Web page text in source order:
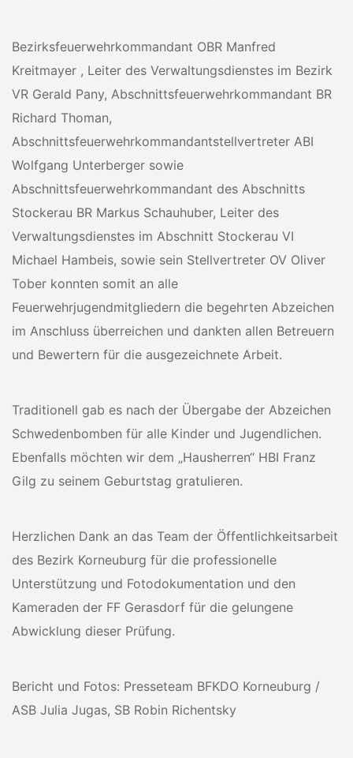
Bezirksfeuerwehrkommandant OBR Manfred
Kreitmayer , Leiter des Verwaltungsdienstes im Bezirk
VR Gerald Pany, Abschnittsfeuerwehrkommandant BR
Richard Thoman,
Abschnittsfeuerwehrkommandantstellvertreter ABI
Wolfgang Unterberger sowie
Abschnittsfeuerwehrkommandant des Abschnitts
Stockerau BR Markus Schauhuber, Leiter des
Verwaltungsdienstes im Abschnitt Stockerau VI
Michael Hambeis, sowie sein Stellvertreter OV Oliver
Tober konnten somit an alle
Feuerwehrjugendmitgliedern die begehrten Abzeichen
im Anschluss überreichen und dankten allen Betreuern
und Bewertern für die ausgezeichnete Arbeit.
Traditionell gab es nach der Übergabe der Abzeichen
Schwedenbomben für alle Kinder und Jugendlichen.
Ebenfalls möchten wir dem „Hausherren“ HBI Franz
Gilg zu seinem Geburtstag gratulieren.
Herzlichen Dank an das Team der Öffentlichkeitsarbeit
des Bezirk Korneuburg für die professionelle
Unterstützung und Fotodokumentation und den
Kameraden der FF Gerasdorf für die gelungene
Abwicklung dieser Prüfung.
Bericht und Fotos: Presseteam BFKDO Korneuburg /
ASB Julia Jugas, SB Robin Richentsky